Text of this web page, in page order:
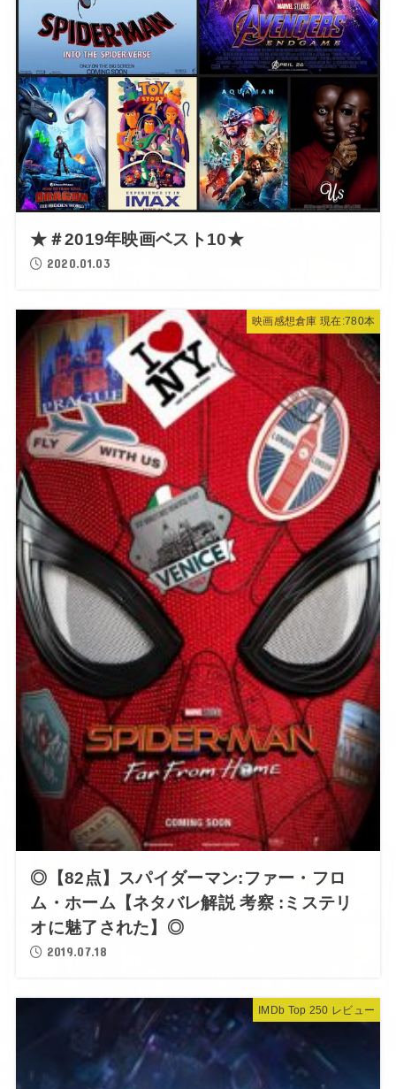
★＃2019年映画ベスト10★
2020.01.03
映画感想倉庫 現在:780本
◎【82点】スパイダーマン:ファー・フロ
ム・ホーム【ネタバレ解説 考察 :ミステリ
オに魅了された】◎
2019.07.18
IMDb Top 250 レビュー